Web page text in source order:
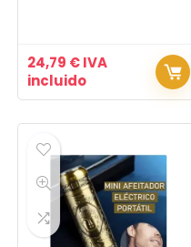
24,79 €IVA
incluido